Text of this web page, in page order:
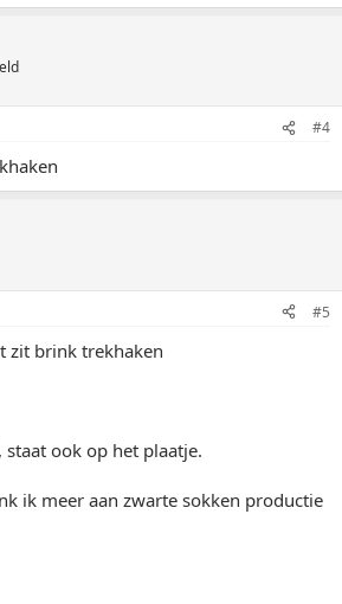
#4
#5
zit brink trekhaken
staat ook op het plaatje.
ik meer aan zwarte sokken productie